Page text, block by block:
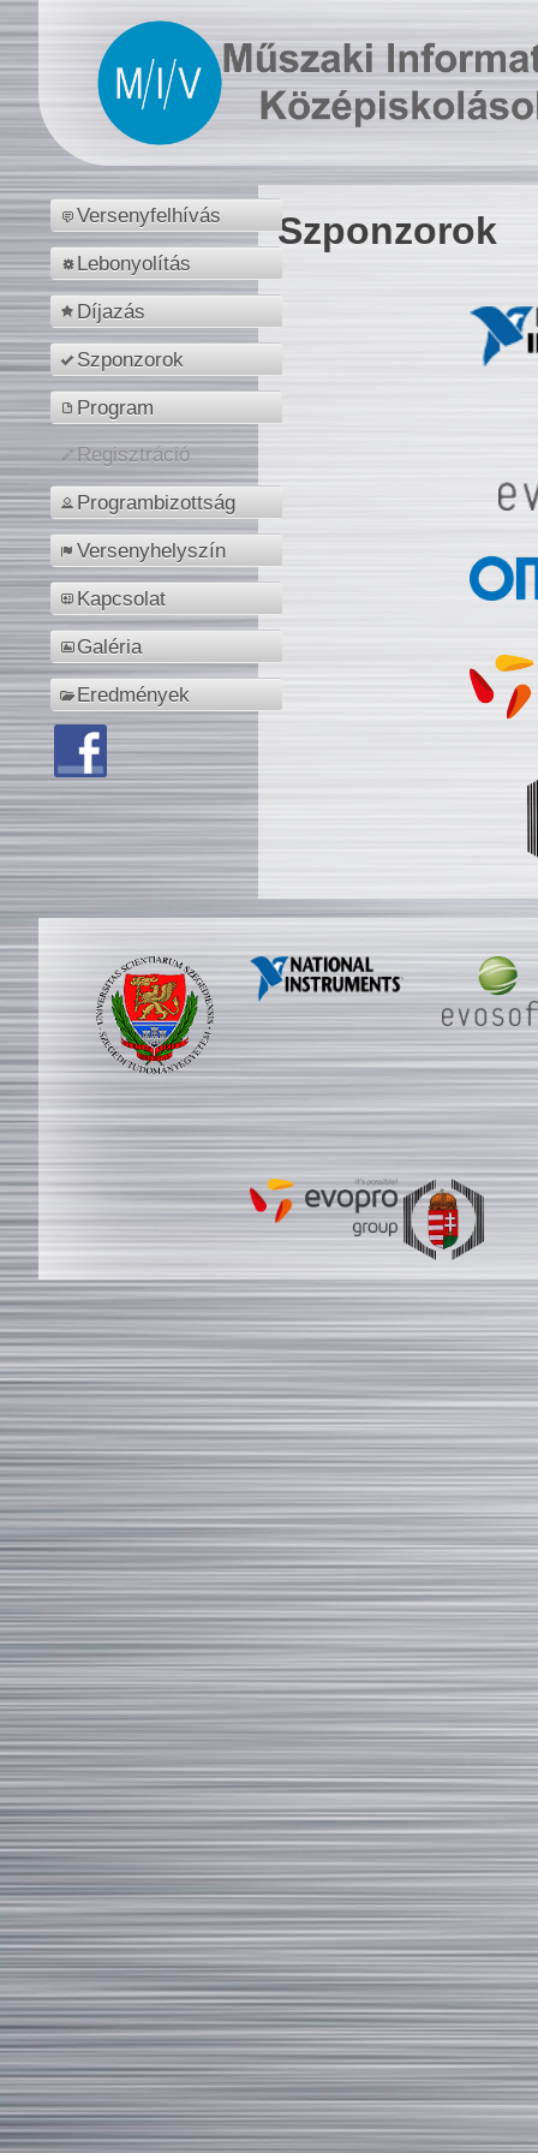
Versenyfelhívás
Lebonyolítás
Díjazás
Szponzorok
Program
Regisztráció
Programbizottság
Versenyhelyszín
Kapcsolat
Galéria
Eredmények
Szponzorok